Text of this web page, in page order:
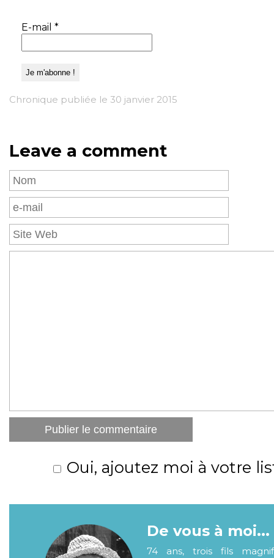
E-mail *
Chronique publiée le 30 janvier 2015
Leave a comment
Oui, ajoutez moi à votre
De vous à moi...
74 ans, trois fils